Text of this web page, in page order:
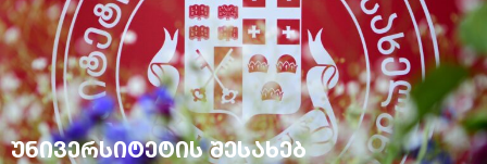
უნივერსიტეტის შესახებ